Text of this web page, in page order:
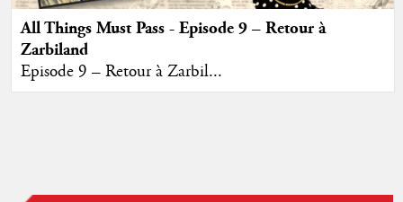
All Things Must Pass - Episode 9 – Retour à
Zarbiland
Episode 9 – Retour à Zarbil...